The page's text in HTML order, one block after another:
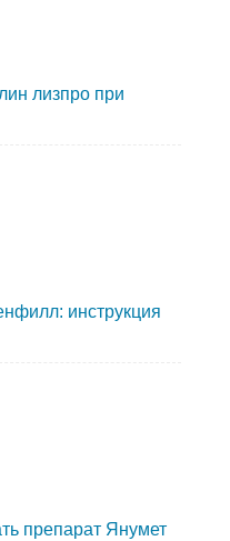
лизпро при
инструкция
препарат Янумет